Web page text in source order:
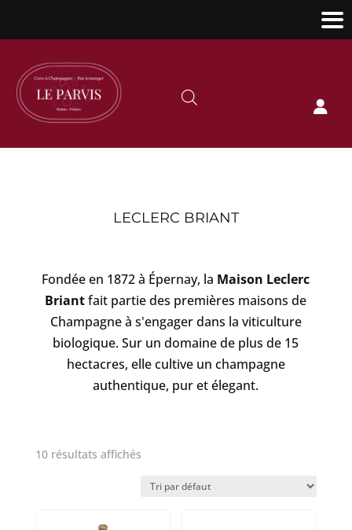

LECLERC BRIANT
Fondée en 1872 à Épernay, la Maison Leclerc
Briantfait partie des premières maisons de
Champagne à s'engager dans la viticulture
biologique. Sur un domaine de plus de 15
hectacres, elle cultive un champagne
authentique, pur et élegant.
10 résultats affichés